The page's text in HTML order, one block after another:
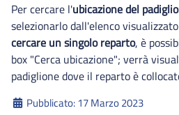
Per cercare l'ubicazione del
selezionarlo dall'elenco
cercare un singolo reparto, è
box "Cerca ubicazione"; verrà
padiglione dove il reparto è
Dettagli
Pubblicato: 17 Marzo 2023